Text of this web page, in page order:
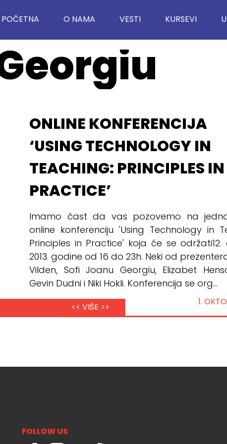
POČETNA O NAMA VESTI KURSEVI
ONLINE KONFERENCIJA
‘USING TECHNOLOGY IN
TEACHING: PRINCIPLES IN
PRACTICE’
Imamo čast da vas pozovemo na
online konferenciju 'Using Technology in
Principles in Practice' koja će se
2013. godine od 16 do 23h. Neki od
Vilden, Sofi Joanu Georgiu, Elizabet
Gevin Dudni i Niki Hokli. Konferencija se org...
1.
<< VIŠE >>
FOLLOW US